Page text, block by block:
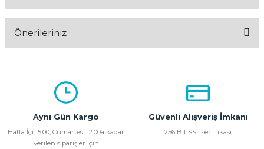
Önerileriniz
kullanarak tarafımıza iletebilirsiniz.
Görüş ve önerileriniz için teşekkür ederiz.
Ürün açıklamasında eksik bilgiler bulunuyor.
Aynı Gün Kargo
Hafta İçi 15:00, Cumartesi 12:00a kadar
verilen siparişler için
Güvenli Alışveriş İmkanı
256 Bit SSL sertifikası